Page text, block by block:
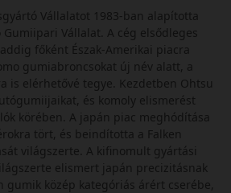
Vállalatot 1983-ban alapította
Gumiipari Vállalat. A cég elsődleges
főként Észak-Amerikai piacra
gumiabroncsokat új név alatt, a
is elérhetővé tegye. Kezdetben Ohtsu
és komoly elismerést
körében. A japán piac meghódítása
tört, és beindította a Falken
világszerte. A kifinomult gyártási
elismert japán precizitásnak
gumik közép kategóriás árért cserébe,